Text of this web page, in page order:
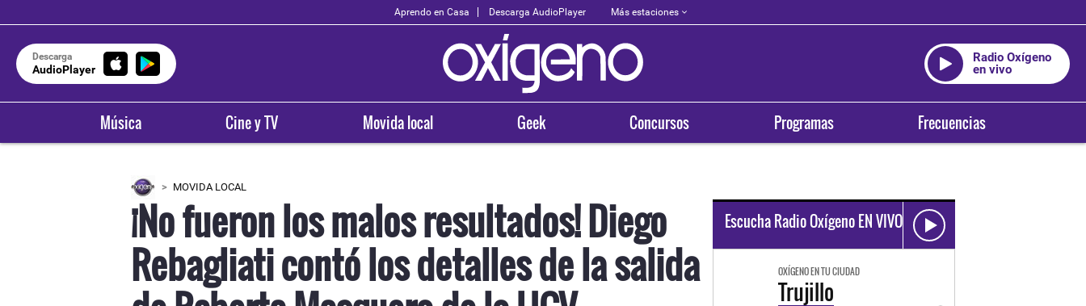
Aprendo en Casa Descarga AudioPlayer Más estaciones
Descarga
AudioPlayer
Radio Oxígeno
en vivo
Música Cine y TV Movida local Geek Concursos Programas Frecuencias
MOVIDA LOCAL
¡No fueron los malos resultados! Diego
Rebagliati contó los detalles de la salida
Escucha Radio Oxígeno EN VIVO
OXÍGENO EN TU CIUDAD
Arequipa
OXÍGENO EN TU CIUDAD
Trujillo